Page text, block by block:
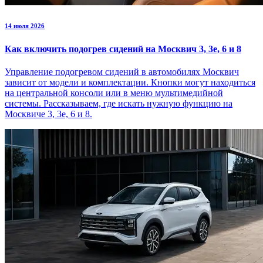
14 июля 2026
Как включить подогрев сидений на Москвич 3, 3е, 6 и 8
Управление подогревом сидений в автомобилях Москвич
зависит от модели и комплектации. Кнопки могут находиться
на центральной консоли или в меню мультимедийной
системы. Рассказываем, где искать нужную функцию на
Москвиче 3, 3е, 6 и 8.